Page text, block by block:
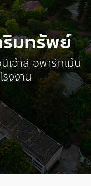
มทรัพย์
เฮ้าส์ อพาร์ทเม้น
งงาน